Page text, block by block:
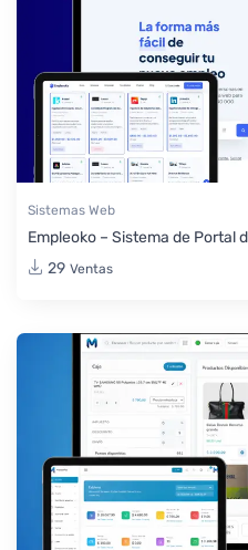
Sistemas Web
Empleoko – Sistema de Portal
29 Ventas